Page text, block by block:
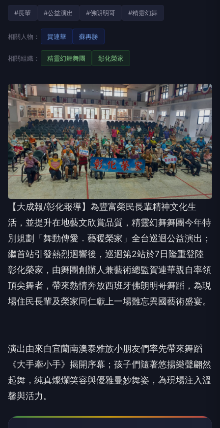
#長輩 #公益演出 #佛朗明哥 #精靈幻舞
相關人物： 賀連華 蘇再勝
相關組織： 精靈幻舞舞團 彰化榮家
【大成報/彰化報導】為豐富榮民長輩精神文化生
活，並提升在地藝文欣賞品質，精靈幻舞舞團今年特
別規劃「舞動傳愛．藝暖榮家」全台巡迴公益演出；
繼首站引發熱烈迴響後，巡迴第2站於7日隆重登陸
彰化榮家，由舞團創辦人兼藝術總監賀連華親自率領
頂尖舞者，帶來熱情奔放西班牙佛朗明哥舞蹈，為現
場住民長輩及榮家同仁獻上一場難忘異國藝術盛宴。
演出由來自宜蘭南澳泰雅族小朋友們率先帶來舞蹈
《大手牽小手》揭開序幕；孩子們隨著悠揚樂聲翩然
起舞，純真燦爛笑容與優雅曼妙舞姿，為現場注入溫
馨與活力。